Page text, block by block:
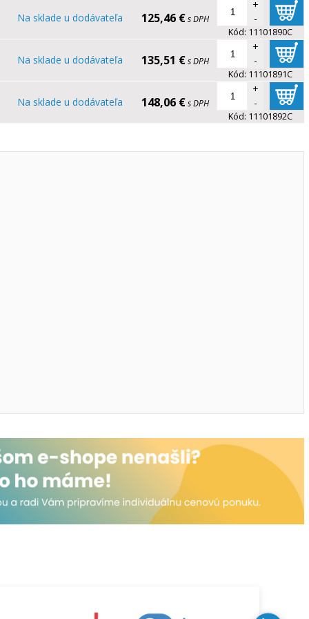
Na sklade u dodávateľa 125,46 €s DPH
+
-
Kód: 11101890C
Na sklade u dodávateľa 135,51 €s DPH
+
-
Kód: 11101891C
Na sklade u dodávateľa 148,06 €s DPH
+
-
Kód: 11101892C